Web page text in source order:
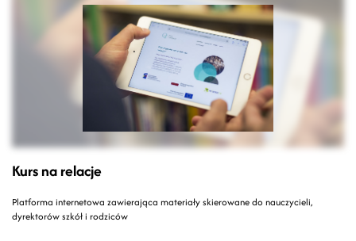
Kurs na relacje
Platforma internetowa zawierająca materiały skierowane do nauczycieli,
dyrektorów szkół i rodziców